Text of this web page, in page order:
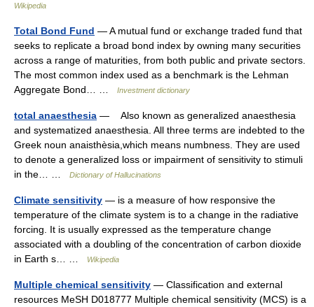
Wikipedia
Total Bond Fund — A mutual fund or exchange traded fund that
seeks to replicate a broad bond index by owning many securities
across a range of maturities, from both public and private sectors.
The most common index used as a benchmark is the Lehman
Aggregate Bond… …
Investment dictionary
total anaesthesia — Also known as generalized anaesthesia
and systematized anaesthesia. All three terms are indebted to the
Greek noun anaisthèsia,which means numbness. They are used
to denote a generalized loss or impairment of sensitivity to stimuli
in the… …
Dictionary of Hallucinations
Climate sensitivity — is a measure of how responsive the
temperature of the climate system is to a change in the radiative
forcing. It is usually expressed as the temperature change
associated with a doubling of the concentration of carbon dioxide
in Earth s… …
Wikipedia
Multiple chemical sensitivity — Classification and external
resources MeSH D018777 Multiple chemical sensitivity (MCS) is a